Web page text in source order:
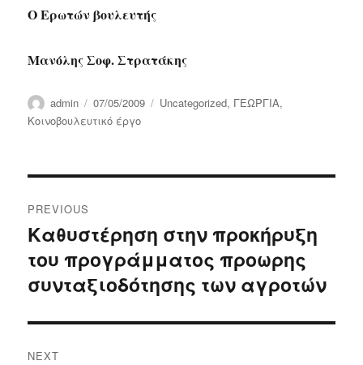
Ο Ερωτών βουλευτής
Μανόλης Σοφ. Στρατάκης
Author
admin
Posted
on
07/05/2009 Categories
Uncategorized, ΓΕΩΡΓΙΑ,
Κοινοβουλευτικό έργο
navigation
PREVIOUS
Previous
post:
Καθυστέρηση στην προκήρυξη
του προγράμματος προωρης
συνταξιοδότησης των αγροτών
NEXT